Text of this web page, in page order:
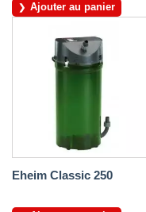
Ajouter au panier
Eheim Classic 250